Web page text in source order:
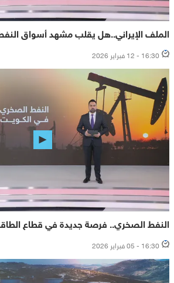
الملف الإيراني..هل يقلب مشهد أسواق
16:30 - 12 فبراير 2026
النفط الصخري.. فرصة جديدة في قطاع
16:30 - 05 فبراير 2026